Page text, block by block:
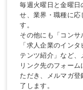
毎週火曜日と金曜日
せ、業界・職種に応
す。
その他にも「コン
「求人企業のイン
テンツ紹介」など、
リンク先のフォー
ただき、メルマガ
了します。